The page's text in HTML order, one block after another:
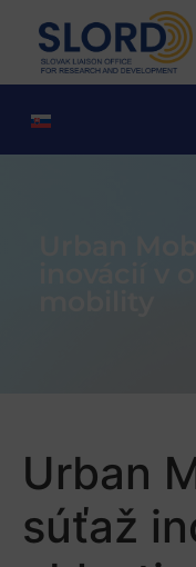
Urban
súťaž